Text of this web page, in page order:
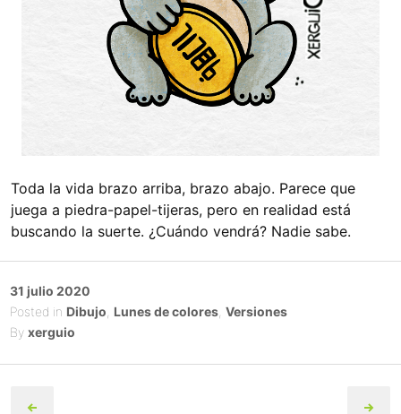
Toda la vida brazo arriba, brazo abajo. Parece que
juega a piedra-papel-tijeras, pero en realidad está
buscando la suerte. ¿Cuándo vendrá? Nadie sabe.
Posted
on
31 julio 2020
Posted in Dibujo Lunes de colores, Versiones
By xerguio